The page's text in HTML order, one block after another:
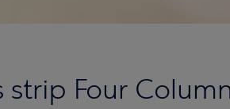
strip Four